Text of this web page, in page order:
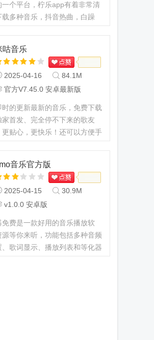
个平台，柠乐app有着非常清
多种音乐，抖音热曲，白躁
咕音乐
2025-04-16
84.1M
官方V7.45.0 安卓最新版
的更新最新的音乐，免费下载
首发、完全停不下来的歌友
贴心，更快乐！还可以方便手
音乐官方版
2025-04-15
30.9M
v1.0.0 安卓版
免费是一款好用的音乐播放软
等你来听，功能包括多种音频
歌词显示、播放列表和等化器